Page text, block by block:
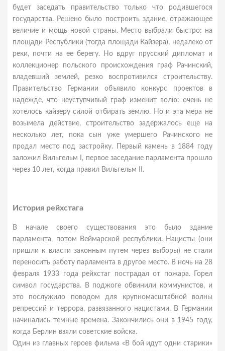
будет заседать правительство только что родившегося
государства. Решено было построить здание, отражающее
величие и мощь новой страны. Место выбрали быстро: на
площади Республики (тогда площади Кайзера), недалеко от
реки, почти на ее берегу. Но вдруг прусский дипломат и
коллекционер польского происхождения граф Рачинский,
владевший землей, резко воспротивился строительству.
Правительство Германии объявило конкурс проектов в
надежде, что неуступчивый граф изменит волю: очень не
хотелось кайзеру силой отбирать землю. Но и эта мера не
возымела действие, строительство задержалось еще на
несколько лет, пока сын уже умершего Рачинского не
продал место под застройку. Первый камень в 1884 году
заложил Вильгельм I, первое заседание парламента прошло
через 10 лет, когда правил Вильгельм II.
История рейхстага
В начале своего существования это было здание
парламента, потом Веймарской республики. Нацисты (они
пришли к власти законным путем через выборы) не стали
переносить работу парламента в другое место. В ночь на 28
февраля 1933 года рейхстаг пострадал от пожара. Горел
символ государства. В поджоге обвинили коммунистов, и
это послужило поводом для крупномасштабной волны
репрессий и террора, развязанного нацистами. В Германии
начинались темные времена. Закончились они в 1945 году,
когда Берлин взяли советские войска.
Один из главных героев фильма «В бой идут одни старики»